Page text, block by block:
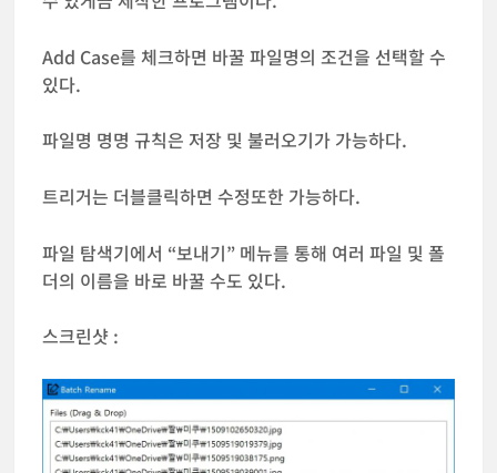
Add Case를 체크하면 바꿀 파일명의 조건을 선택할 수
있다.
파일명 명명 규칙은 저장 및 불러오기가 가능하다.
트리거는 더블클릭하면 수정또한 가능하다.
파일 탐색기에서 “보내기” 메뉴를 통해 여러 파일 및 폴
더의 이름을 바로 바꿀 수도 있다.
스크린샷 :